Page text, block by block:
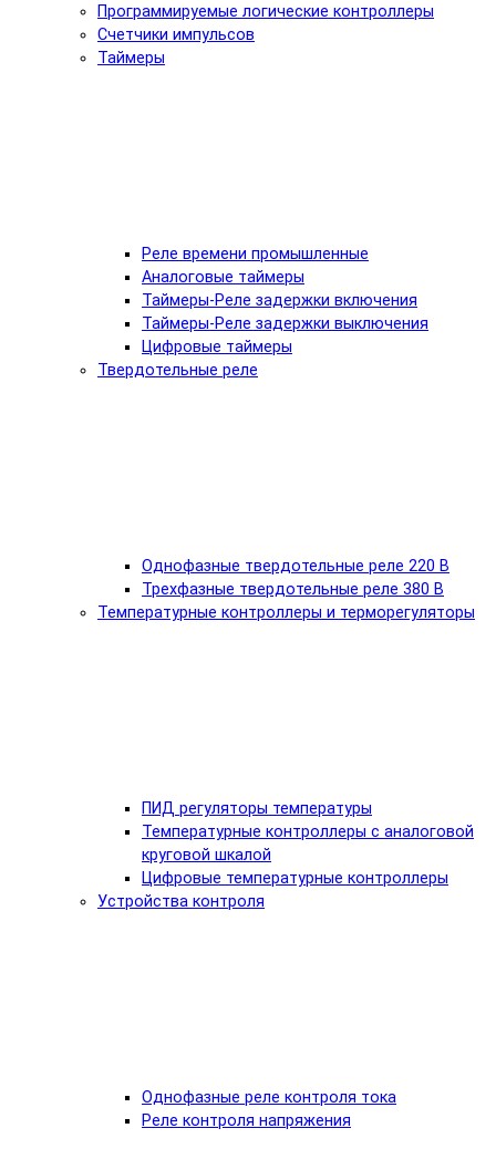
Программируемые логические контроллеры
Счетчики импульсов
Таймеры
Реле времени промышленные
Аналоговые таймеры
Таймеры-Реле задержки включения
Таймеры-Реле задержки выключения
Цифровые таймеры
Твердотельные реле
Однофазные твердотельные реле 220 В
Трехфазные твердотельные реле 380 В
Температурные контроллеры и терморегуляторы
ПИД регуляторы температуры
Температурные контроллеры с аналоговой
круговой шкалой
Цифровые температурные контроллеры
Устройства контроля
Однофазные реле контроля тока
Реле контроля напряжения